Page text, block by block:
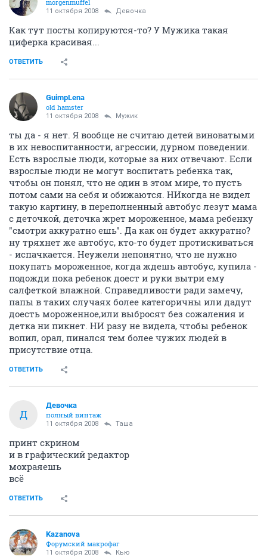
morgenmuffel
11 октября 2008 Девочка
Как тут посты копируются-то? У Мужика такая
циферка красивая...
ОТВЕТИТЬ
GuimpLеna
old hamster
11 октября 2008 Мужик
ты да - я нет. Я вообще не считаю детей виноватыми
в их невоспитанности, агрессии, дурном поведении.
Есть взрослые люди, которые за них отвечают. Если
взрослые люди не могут воспитать ребенка так,
чтобы он понял, что не один в этом мире, то пусть
потом сами на себя и обижаются. НИкогда не видел
такую картину, в переполненный автобус лезут мама
с деточкой, деточка жрет мороженное, мама ребенку
"смотри аккуратно ешь". Да как он будет аккуратно?
ну тряхнет же автобус, кто-то будет протискиваться
- испачкается. Неужели непонятно, что не нужно
покупать мороженное, когда ждешь автобус, купила -
подожди пока ребенок доест и руки вытри ему
салфеткой влажной. Справедливости ради замечу,
папы в таких случаях более категоричны или дадут
доесть мороженное,или выбросят без сожаления и
детка ни пикнет. НИ разу не видела, чтобы ребенок
вопил, орал, пинался тем более чужих людей в
присутствие отца.
ОТВЕТИТЬ
Д
Девочка
полный винтаж
11 октября 2008 Таша
принт скрином
и в графический редактор
мохраяешь
всё
ОТВЕТИТЬ
Kazanova
Форумский макрофаг
11 октября 2008 Кью